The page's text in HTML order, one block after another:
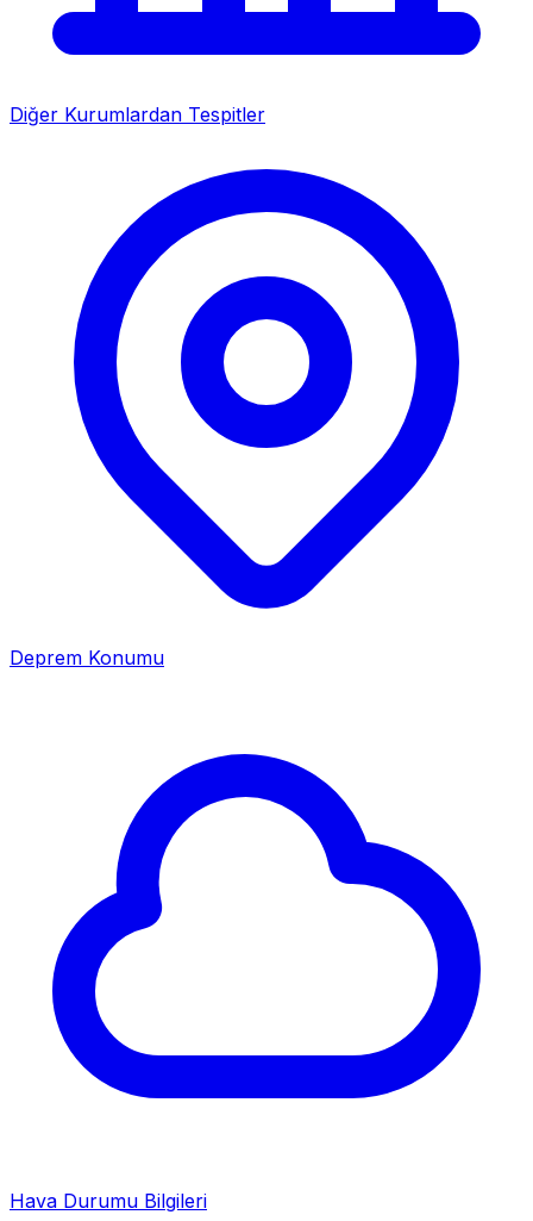
Diğer Kurumlardan Tespitler
Deprem Konumu
Hava Durumu Bilgileri